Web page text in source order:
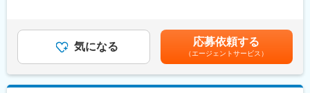
変更の範囲：会社の定める業務
・年に１回研究員が半年かけて準備する一大イベント、アイデア
コンテストがあります。自分で研究開発した製品について発表
し、実際に魅力的なものであれば商品化する可能性も！
当を含む）＜昇給有無＞有＜残業手当＞有＜給与補足＞※オファー
年収は経験スキルを鑑みたうえで決定するため金額が上下する可
能性があります。■昇給：年1回■賞与：決算賞与のみ※決算賞与は
個人と会社の業績により変動あり賃金はあくまでも目安の金額で
あり、選考を通じて上下する可能性があります。月給(月額)は固定
気になる 応募依頼する
（エージェントサービス）